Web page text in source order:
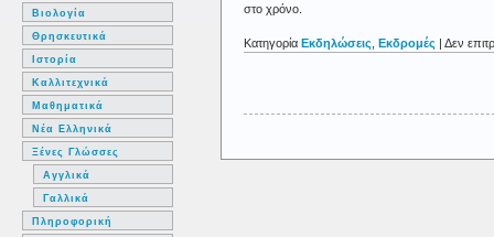
Βιολογία
Θρησκευτικά
Ιστορία
Καλλιτεχνικά
Μαθηματικά
Νέα Ελληνικά
Ξένες Γλώσσες
Αγγλικά
Γαλλικά
Πληροφορική
στο χρόνο.
Κατηγορία Εκδηλώσεις Εκδρομές | Δεν